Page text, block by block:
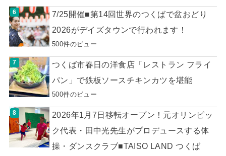
7/25開催■第14回世界のつくばで盆おどり
2026がデイズタウンで行われます！
500件のビュー
つくば市春日の洋食店「レストラン フライ
パン」で鉄板ソースチキンカツを堪能
500件のビュー
2026年1月7日移転オープン！元オリンピッ
ク代表・田中光先生がプロデュースする体
操・ダンスクラブ■TAISO LAND つくば